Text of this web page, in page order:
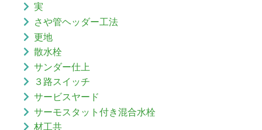
実
さや管ヘッダー工法
更地
散水栓
サンダー仕上
３路スイッチ
サービスヤード
サーモスタット付き混合水栓
材工共